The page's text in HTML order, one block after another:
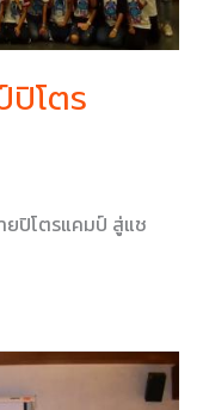
โตร
ยปิโตรแคมป์ สู่แช